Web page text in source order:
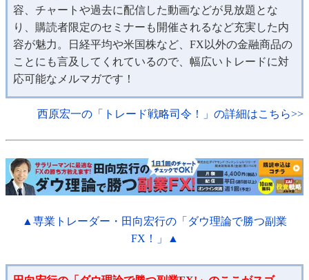
容、チャートや過去に配信した動画などが見放題とな
り、購読者限定のセミナーも開催されるなど充実した内
容が魅力。日経平均や米国株など、FX以外の金融商品の
ことにも言及してくれているので、幅広いトレードに対
応可能なメルマガです！
西原宏一の「トレード戦略司令！」の詳細はこちら>>
▲専業トレーダー・田向宏行の「ダウ理論で勝つ副業
FX！」▲